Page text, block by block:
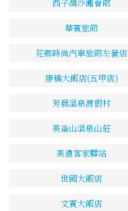
華賓旅館
花鄉時尚汽車旅館左營店
康橋大飯店(五甲店)
芳晨溫泉渡假村
美崙山溫泉山莊
美濃客家驛站
世國大飯店
文賓大飯店